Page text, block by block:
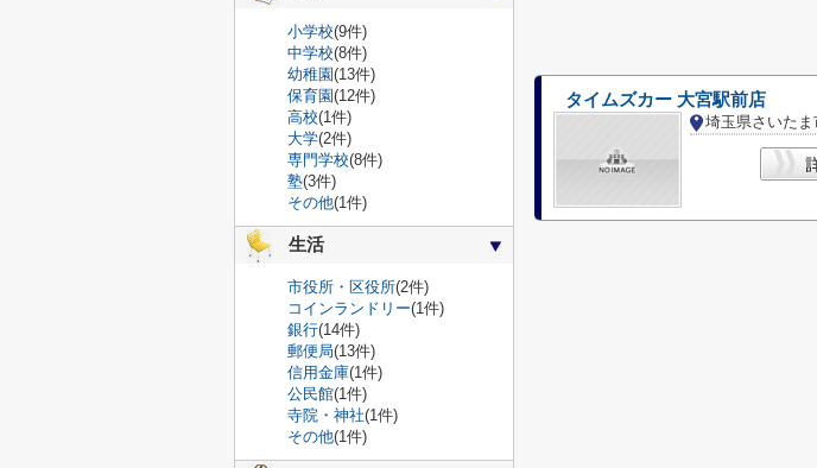
タイムズカー 大宮駅前店
小学校(9件)
中学校(8件)
幼稚園(13件)
保育園(12件)
高校(1件)
大学(2件)
専門学校(8件)
塾(3件)
その他(1件)
生活
市役所・区役所(2件)
コインランドリー(1件)
銀行(14件)
郵便局(13件)
信用金庫(1件)
公民館(1件)
寺院・神社(1件)
その他(1件)